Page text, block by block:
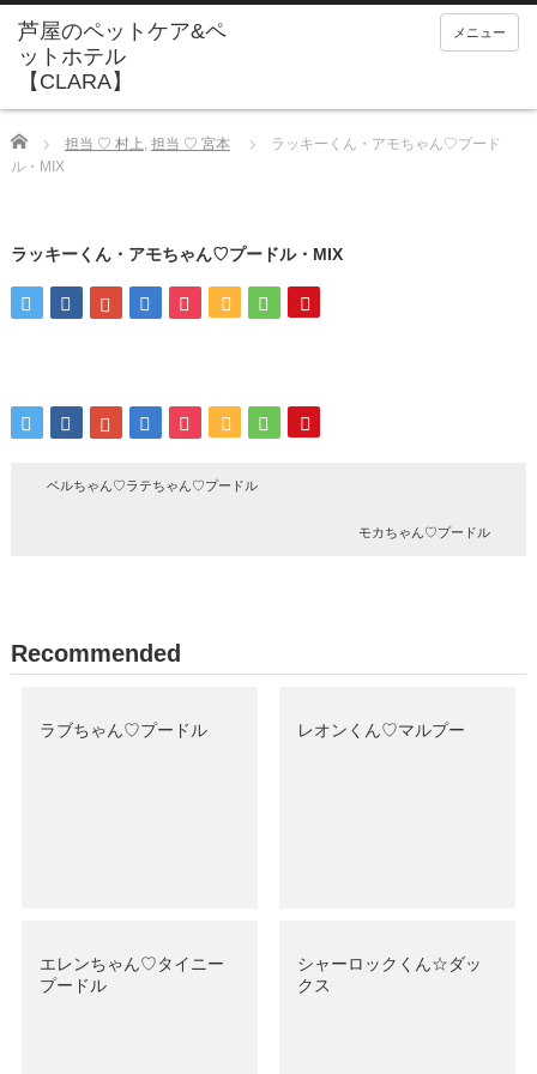
メニュー
Home 担当 ♡ 村上, 担当 ♡ 宮本
ラッキーくん・アモちゃん♡プード
ル・‬MIX
ラッキーくん・アモちゃん♡プードル・‬MIX
ベルちゃん♡‬ラテちゃん♡プードル
モカちゃん♡プードル
Recommended
ラブちゃん♡プードル レオンくん♡マルプー
エレンちゃん♡タイニー
プードル
シャーロックくん☆ダッ
クス